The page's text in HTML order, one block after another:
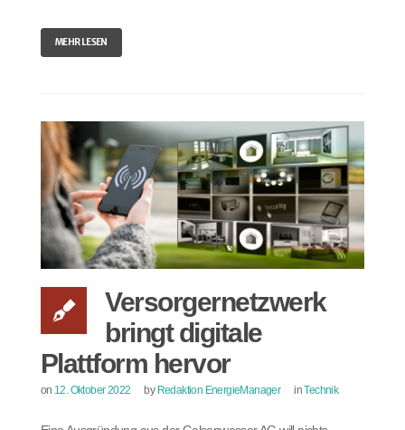
MEHR LESEN
Versorgernetzwerk
bringt digitale
Plattform hervor
on 12. Oktober 2022 by Redaktion EnergieManager inTechnik